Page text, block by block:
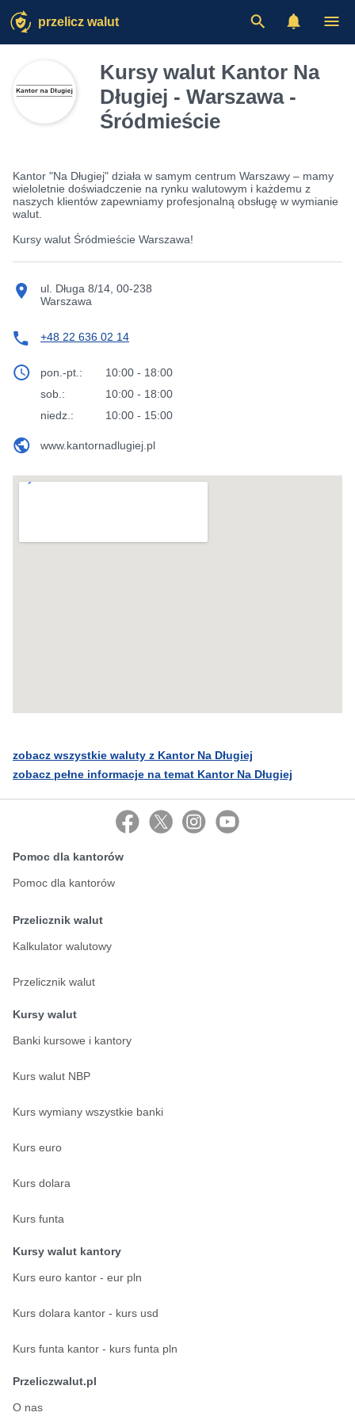
przelicz walut
Kursy walut Kantor Na
Długiej - Warszawa -
Śródmieście
Kantor "Na Długiej" działa w samym centrum Warszawy – mamy
wieloletnie doświadczenie na rynku walutowym i każdemu z
naszych klientów zapewniamy profesjonalną obsługę w wymianie
walut.
Kursy walut Śródmieście Warszawa!
ul. Długa 8/14, 00-238
Warszawa
+48 22 636 02 14
pon.-pt.:
10:00 - 18:00
sob.:
10:00 - 18:00
niedz.:
10:00 - 15:00
www.kantornadlugiej.pl
zobacz wszystkie waluty z Kantor Na Długiej
zobacz pełne informacje na temat Kantor Na Długiej
Pomoc dla kantorów
Pomoc dla kantorów
Przelicznik walut
Kalkulator walutowy
Przelicznik walut
Kursy walut
Banki kursowe i kantory
Kurs walut NBP
Kurs wymiany wszystkie banki
Kurs euro
Kurs dolara
Kurs funta
Kursy walut kantory
Kurs euro kantor - eur pln
Kurs dolara kantor - kurs usd
Kurs funta kantor - kurs funta pln
Przeliczwalut.pl
O nas